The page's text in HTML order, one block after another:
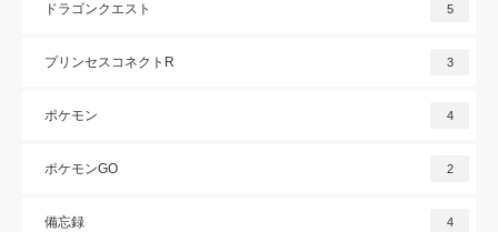
ドラゴンクエスト 5
プリンセスコネクトR 3
ポケモン 4
ポケモンGO 2
備忘録 4